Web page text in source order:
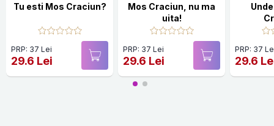
Tu esti Mos Craciun?
PRP: 37 Lei
29.6 Lei
Mos Craciun, nu ma
uita!
PRP: 37 Lei
29.6 Lei
PRP: 37
29.6